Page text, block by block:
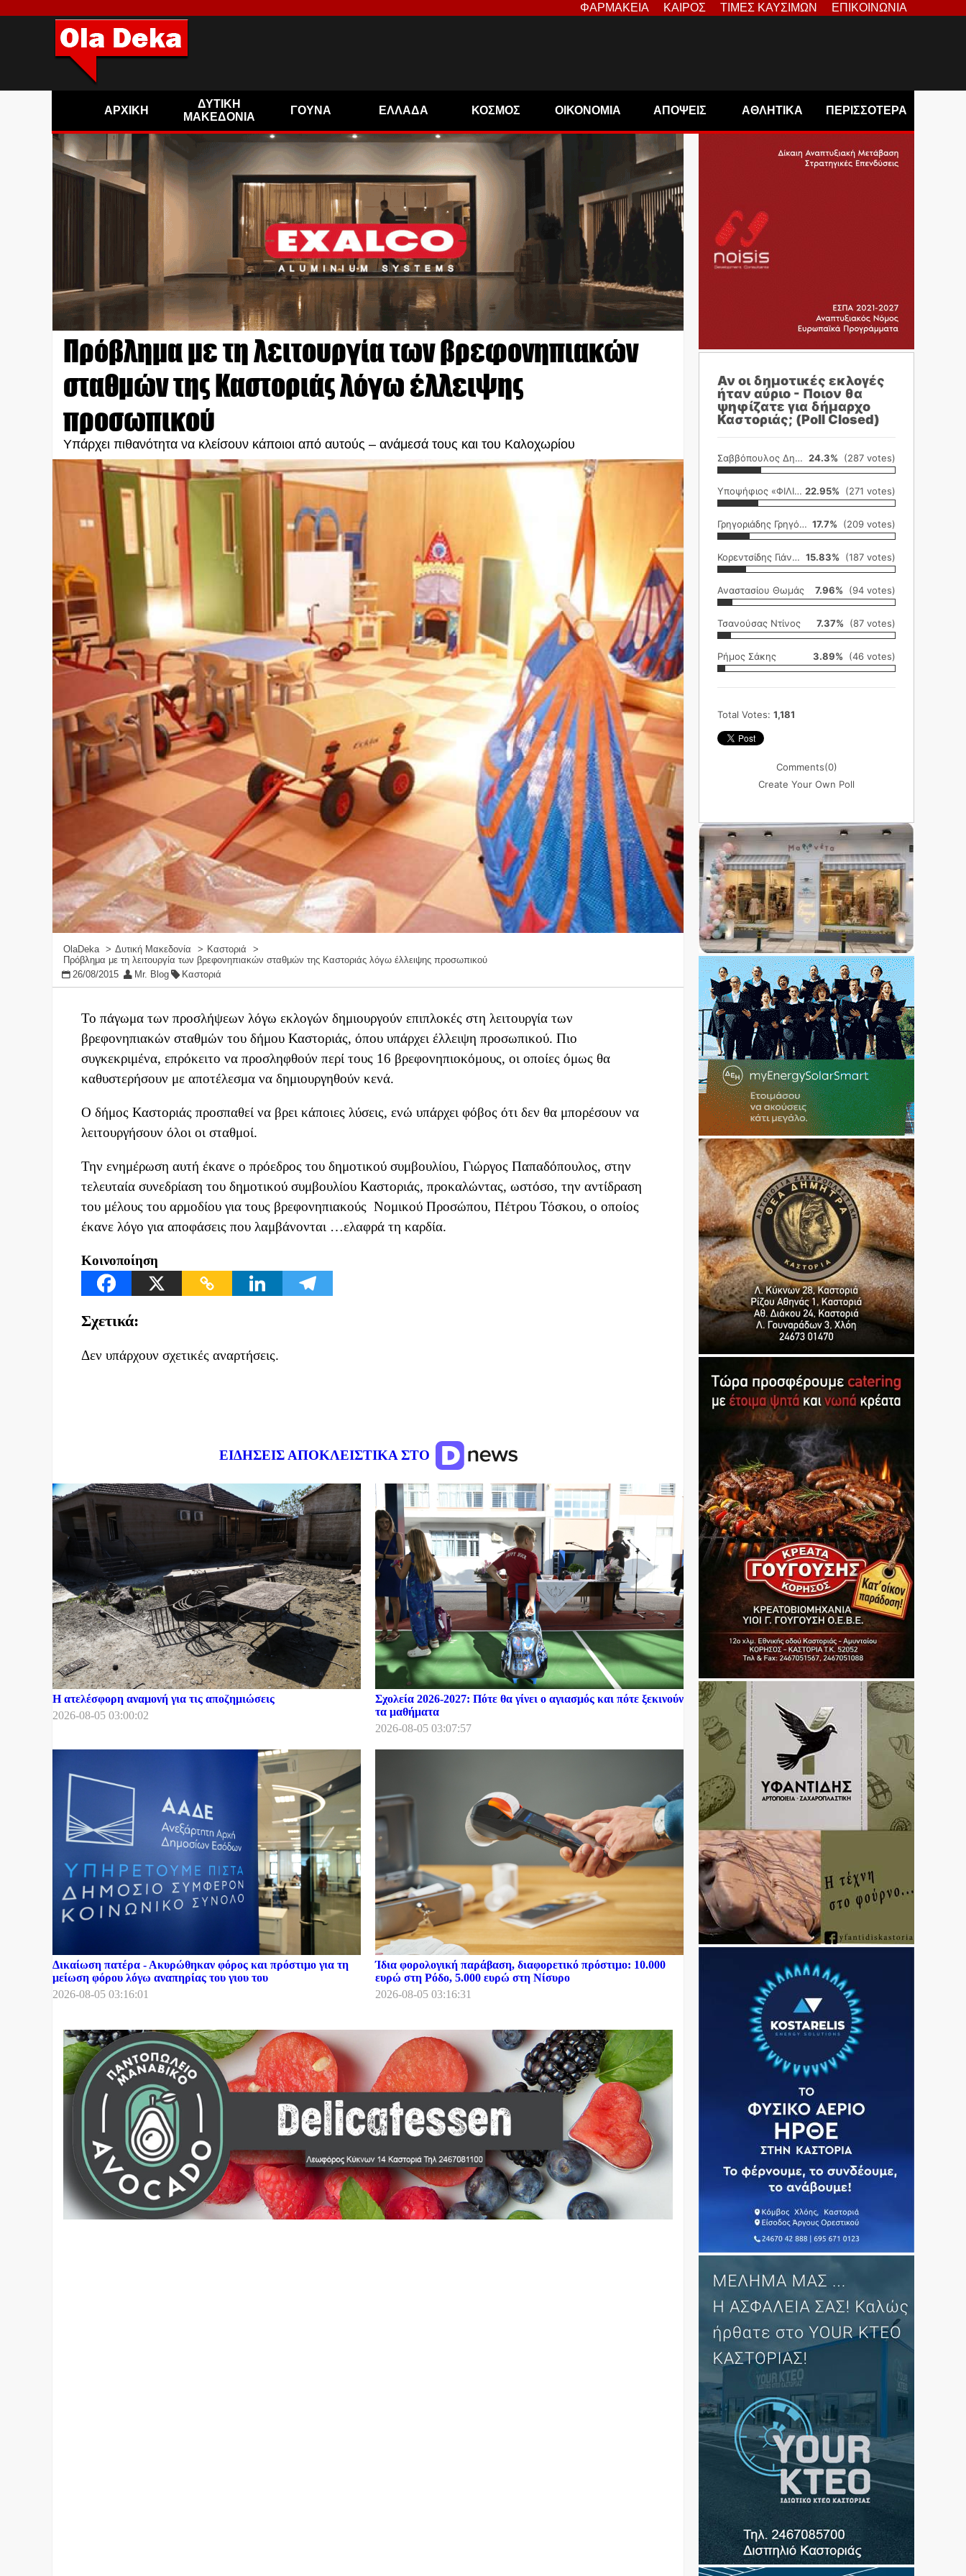
ΦΑΡΜΑΚΕΙΑ ΚΑΙΡΟΣ ΤΙΜΕΣ ΚΑΥΣΙΜΩΝ ΕΠΙΚΟΙΝΩΝΙΑ
ΑΡΧΙΚΗ
ΔΥΤΙΚΗ
ΜΑΚΕΔΟΝΙΑ
ΓΟΥΝΑ ΕΛΛΑΔΑ ΚΟΣΜΟΣ ΟΙΚΟΝΟΜΙΑ ΑΠΟΨΕΙΣ ΑΘΛΗΤΙΚΑ ΠΕΡΙΣΣΟΤΕΡΑ
Πρόβλημα με τη λειτουργία των βρεφονηπιακών
σταθμών της Καστοριάς λόγω έλλειψης
προσωπικού
Υπάρχει πιθανότητα να κλείσουν κάποιοι από αυτούς – ανάμεσά τους και του Καλοχωρίου
OlaDeka Δυτική Μακεδονία
Καστοριά
Πρόβλημα με τη λειτουργία των βρεφονηπιακών σταθμών της Καστοριάς λόγω έλλειψης προσωπικού
26/08/2015
Mr. Blog Καστοριά
Το πάγωμα των προσλήψεων λόγω εκλογών δημιουργούν επιπλοκές στη λειτουργία των
βρεφονηπιακών σταθμών του δήμου Καστοριάς, όπου υπάρχει έλλειψη προσωπικού. Πιο
συγκεκριμένα, επρόκειτο να προσληφθούν περί τους 16 βρεφονηπιοκόμους, οι οποίες όμως θα
καθυστερήσουν με αποτέλεσμα να δημιουργηθούν κενά.
Ο δήμος Καστοριάς προσπαθεί να βρει κάποιες λύσεις, ενώ υπάρχει φόβος ότι δεν θα μπορέσουν να
λειτουργήσουν όλοι οι σταθμοί.
Την ενημέρωση αυτή έκανε ο πρόεδρος του δημοτικού συμβουλίου, Γιώργος Παπαδόπουλος, στην
τελευταία συνεδρίαση του δημοτικού συμβουλίου Καστοριάς, προκαλώντας, ωστόσο, την αντίδραση
του μέλους του αρμοδίου για τους βρεφονηπιακούς Νομικού Προσώπου, Πέτρου Τόσκου, ο οποίος
έκανε λόγο για αποφάσεις που λαμβάνονται …ελαφρά τη καρδία.
Κοινοποίηση
Σχετικά:
Δεν υπάρχουν σχετικές αναρτήσεις.
ΕΙΔΗΣΕΙΣ ΑΠΟΚΛΕΙΣΤΙΚΑ ΣΤΟ
Η ατελέσφορη αναμονή για τις αποζημιώσεις
2026-08-05 03:00:02
Σχολεία 2026-2027: Πότε θα γίνει ο αγιασμός και πότε ξεκινούν
τα μαθήματα
2026-08-05 03:07:57
Δικαίωση πατέρα - Ακυρώθηκαν φόρος και πρόστιμο για τη
μείωση φόρου λόγω αναπηρίας του γιου του
2026-08-05 03:16:01
Ίδια φορολογική παράβαση, διαφορετικό πρόστιμο: 10.000
ευρώ στη Ρόδο, 5.000 ευρώ στη Νίσυρο
2026-08-05 03:16:31
Αν οι δημοτικές εκλογές
ήταν αύριο - Ποιον θα
ψηφίζατε για δήμαρχο
Καστοριάς; (Poll Closed)
Σαββόπουλος Δημήτρης 24.3% (287 votes)
Υποψήφιος «ΦΙΛΙΚΗ ΕΤΑΙΡΕΙΑ» 22.95% (271 votes)
Γρηγοριάδης Γρηγόρης 17.7% (209 votes)
Κορεντσίδης Γιάννης 15.83% (187 votes)
Αναστασίου Θωμάς 7.96% (94 votes)
Τσανούσας Ντίνος 7.37% (87 votes)
Ρήμος Σάκης 3.89% (46 votes)
Total Votes: 1,181
Comments(0)
Create Your Own Poll